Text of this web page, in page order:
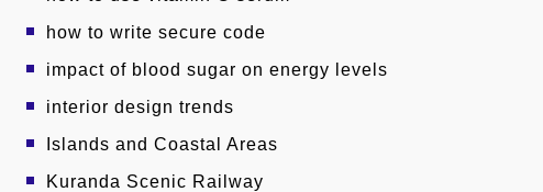
how to write secure code
impact of blood sugar on energy levels
interior design trends
Islands and Coastal Areas
Kuranda Scenic Railway